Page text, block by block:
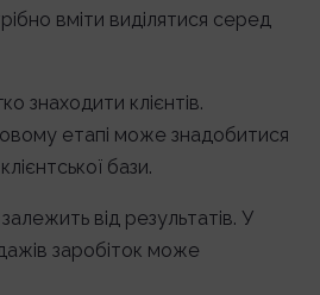
вміти виділятися серед
знаходити клієнтів.
етапі може знадобитися
бази.
від результатів. У
заробіток може